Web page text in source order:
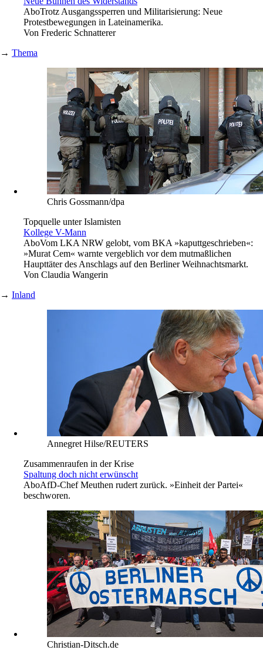
AboTrotz Ausgangssperren und Militarisierung: Neue
Protestbewegungen in Lateinamerika.
Von Frederic Schnatterer
→ Thema
Chris Gossmann/dpa
Topquelle unter Islamisten
Kollege V-Mann
AboVom LKA NRW gelobt, vom BKA »kaputtgeschrieben«:
»Murat Cem« warnte vergeblich vor dem mutmaßlichen
Haupttäter des Anschlags auf den Berliner Weihnachtsmarkt.
Von Claudia Wangerin
→ Inland
Annegret Hilse/REUTERS
Zusammenraufen in der Krise
Spaltung doch nicht erwünscht
AboAfD-Chef Meuthen rudert zurück. »Einheit der Partei«
beschworen.
Christian-Ditsch.de